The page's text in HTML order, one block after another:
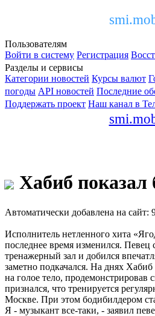
Пользователям
Войти в систему Регистрация
Разделы и сервисы
Категории новостей Курсы валют
погоды API новостей Последние
Поддержать проект Наш канал в
Хабиб показал
Автоматически добавлена на сайт:
Исполнитель нетленного хита
последнее время изменился. Певец
тренажерный зал и добился
заметно подкачался. На днях
на голое тело, продемонстрировав
признался, что тренируется
Москве. При этом бодибилдером
Я - музыкант все-таки, - заявил